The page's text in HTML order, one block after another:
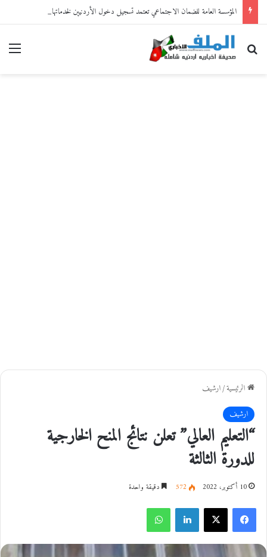
بحث عن
الرئيسية/ارشيف
ارشيف
“التعليم العالي” تعلن نتائج المنح الخارجية
للدورة الثالثة
10 أكتوبر، 2022 572 دقيقة واحدة
فيسبوك